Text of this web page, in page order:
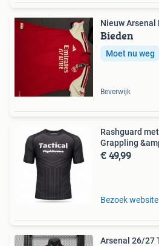
Nieuw
Bieden
Moet nu weg
Beverwijk
Rashguard
Grappling
€ 49,99
Bezoek website
Arsenal 26/27